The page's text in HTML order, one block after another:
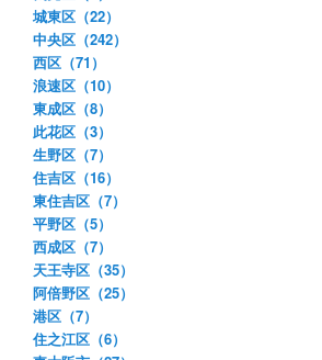
城東区（22）
中央区（242）
西区（71）
浪速区（10）
東成区（8）
此花区（3）
生野区（7）
住吉区（16）
東住吉区（7）
平野区（5）
西成区（7）
天王寺区（35）
阿倍野区（25）
港区（7）
住之江区（6）